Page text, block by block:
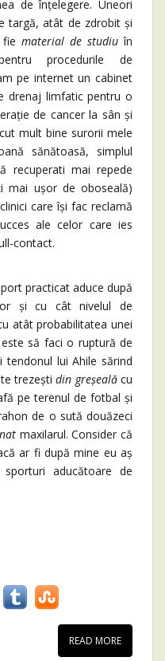
de înțelegere. Uneori
targă, atât de zdrobit și
material de studiu în
procedurile de
pe internet un cabinet
drenaj limfatic pentru o
de cancer la sân și
mult bine surorii mele
sănătoasă, simplul
recuperati mai repede
mai ușor de oboseală)
care își fac reclamă
ale celor care ies
contact.
practicat aduce după
și cu cât nivelul de
atât probabilitatea unei
să faci o ruptură de
lui Ahile sărind
te trezeștidin greșealăcu
pe terenul de fotbal și
de o sută douăzeci
maxilarul. Consider că
ar fi după mine eu aș
aducătoare de
READ MORE